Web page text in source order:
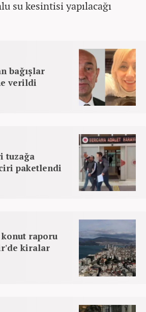
su kesintisi yapılacağı
bağışlar
verildi
tuzağa
paketlendi
konut raporu
kiralar